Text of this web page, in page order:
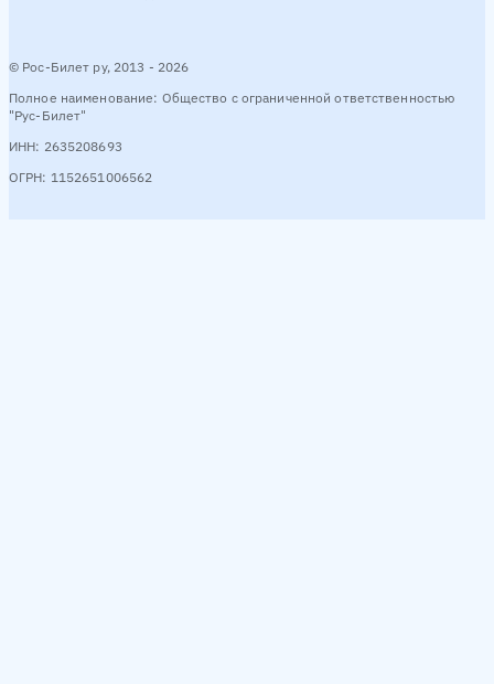
© Рос-Билет ру, 2013 - 2026
Полное наименование: Общество с ограниченной ответственностью
"Рус-Билет"
ИНН: 2635208693
ОГРН: 1152651006562